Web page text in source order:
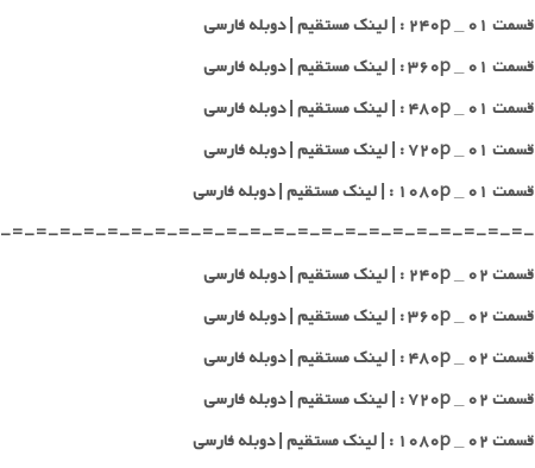
قسمت ۰۱ _ ۲۴۰p : | لینک مستقیم | دوبله فارسی
قسمت ۰۱ _ ۳۶۰p : | لینک مستقیم | دوبله فارسی
قسمت ۰۱ _ ۴۸۰p : | لینک مستقیم | دوبله فارسی
قسمت ۰۱ _ ۷۲۰p : | لینک مستقیم | دوبله فارسی
قسمت ۰۱ _ ۱۰۸۰p : | لینک مستقیم | دوبله فارسی
-=-=-=-=-=-=-=-=-=-=-=-=-=-=-=-=-=-=-=-=-=-=-
قسمت ۰۲ _ ۲۴۰p : | لینک مستقیم | دوبله فارسی
قسمت ۰۲ _ ۳۶۰p : | لینک مستقیم | دوبله فارسی
قسمت ۰۲ _ ۴۸۰p : | لینک مستقیم | دوبله فارسی
قسمت ۰۲ _ ۷۲۰p : | لینک مستقیم | دوبله فارسی
قسمت ۰۲ _ ۱۰۸۰p : | لینک مستقیم | دوبله فارسی